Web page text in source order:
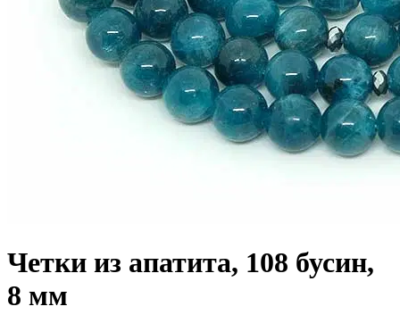
Четки из апатита, 108 бусин,
8 мм